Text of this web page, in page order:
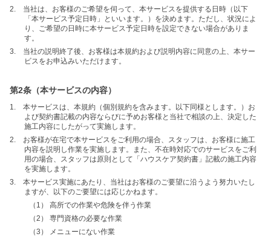
2. 当社は、お客様のご希望を伺って、本サービスを提供する日時（以下
「本サービス予定日時」といいます。）を決めます。ただし、状況によ
り、ご希望の日時に本サービス予定日時を設定できない場合がありま
す。
3. 当社の説明終了後、お客様は本規約および説明内容に同意の上、本サー
ビスをお申込みいただけます。
第2条（本サービスの内容）
1. 本サービスは、本規約（個別規約を含みます。以下同様とします。）お
よび契約書記載の内容ならびに予めお客様と当社で相談の上、決定した
施工内容にしたがって実施します。
2. お客様が在宅で本サービスをご利用の場合、スタッフは、お客様に施工
内容を説明し作業を実施します。また、不在時対応でのサービスをご利
用の場合、スタッフは原則として「ハウスケア契約書」記載の施工内容
を実施します。
3. 本サービス実施にあたり、当社はお客様のご要望に沿うよう努力いたし
ますが、以下のご要望には応じかねます。
（1） 高所での作業や危険を伴う作業
（2） 専門資格の必要な作業
（3） メニューにない作業